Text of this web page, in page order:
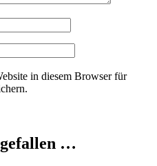
in diesem Browser für
…